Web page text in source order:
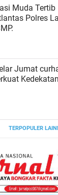
Muda Tertib
Polres
Jumat
TERPOPULER